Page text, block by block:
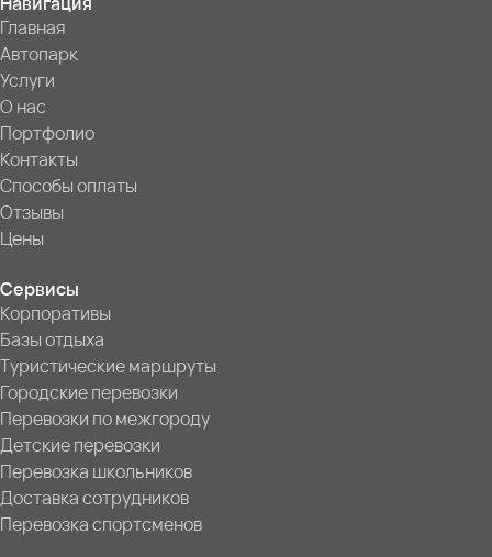
Главная
Автопарк
Услуги
О нас
Портфолио
Контакты
Способы оплаты
Отзывы
Цены
Сервисы
Корпоративы
Базы отдыха
Туристические маршруты
Городские перевозки
Перевозки по межгороду
Детские перевозки
Перевозка школьников
Доставка сотрудников
Перевозка спортсменов